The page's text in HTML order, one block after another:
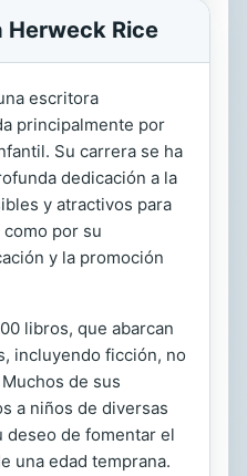
Herweck Rice
escritora
principalmente por
Su carrera se ha
dedicación a la
y atractivos para
por su
y la promoción
libros, que abarcan
incluyendo ficción, no
de sus
a niños de diversas
deseo de fomentar el
una edad temprana.